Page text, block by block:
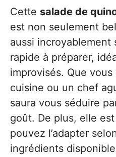
Cette salade de
est non seulement
aussi incroyablement
rapide à préparer,
improvisés. Que
cuisine ou un chef
saura vous séduire
goût. De plus, elle
pouvez l’adapter
ingrédients